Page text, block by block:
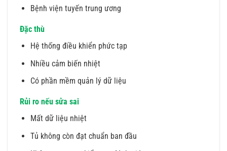
Bệnh viện tuyến trung ương
Đặc thù
Hệ thống điều khiển phức tạp
Nhiều cảm biến nhiệt
Có phần mềm quản lý dữ liệu
Rủi ro nếu sửa sai
Mất dữ liệu nhiệt
Tủ không còn đạt chuẩn ban đầu